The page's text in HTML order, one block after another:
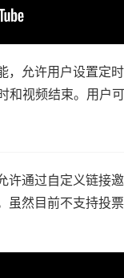
允许用户设置定
视频结束。用户
许通过自定义链接
虽然目前不支持投